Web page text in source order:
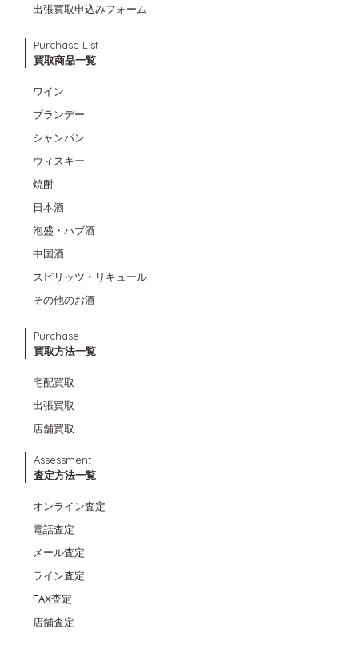
出張買取申込みフォーム
Purchase List
買取商品一覧
ワイン
ブランデー
シャンパン
ウィスキー
焼酎
日本酒
泡盛・ハブ酒
中国酒
スピリッツ・リキュール
その他のお酒
Purchase
買取方法一覧
宅配買取
出張買取
店舗買取
Assessment
査定方法一覧
オンライン査定
電話査定
メール査定
ライン査定
FAX査定
店舗査定